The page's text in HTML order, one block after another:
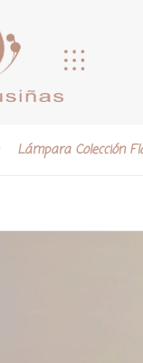
Lámpara Colección